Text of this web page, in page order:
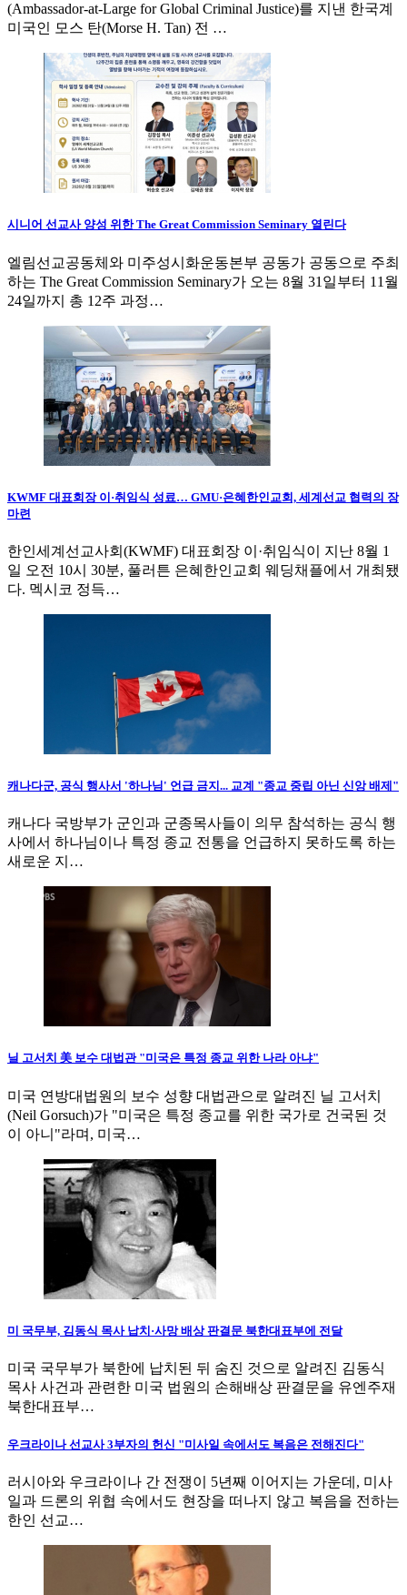
(Ambassador-at-Large for Global Criminal Justice)를 지낸 한국계
미국인 모스 탄(Morse H. Tan) 전 …
시니어 선교사 양성 위한 The Great Commission Seminary 열린다
엘림선교공동체와 미주성시화운동본부 공동가 공동으로 주최
하는 The Great Commission Seminary가 오는 8월 31일부터 11월
24일까지 총 12주 과정…
KWMF 대표회장 이·취임식 성료… GMU·은혜한인교회, 세계선교 협력의 장
마련
한인세계선교사회(KWMF) 대표회장 이·취임식이 지난 8월 1
일 오전 10시 30분, 풀러튼 은혜한인교회 웨딩채플에서 개최됐
다. 멕시코 정득…
캐나다군, 공식 행사서 '하나님' 언급 금지... 교계 "종교 중립 아닌 신앙 배제"
캐나다 국방부가 군인과 군종목사들이 의무 참석하는 공식 행
사에서 하나님이나 특정 종교 전통을 언급하지 못하도록 하는
새로운 지…
닐 고서치 美 보수 대법관 "미국은 특정 종교 위한 나라 아냐"
미국 연방대법원의 보수 성향 대법관으로 알려진 닐 고서치
(Neil Gorsuch)가 "미국은 특정 종교를 위한 국가로 건국된 것
이 아니"라며, 미국…
미 국무부, 김동식 목사 납치·사망 배상 판결문 북한대표부에 전달
미국 국무부가 북한에 납치된 뒤 숨진 것으로 알려진 김동식
목사 사건과 관련한 미국 법원의 손해배상 판결문을 유엔주재
북한대표부…
우크라이나 선교사 3부자의 헌신 "미사일 속에서도 복음은 전해진다"
러시아와 우크라이나 간 전쟁이 5년째 이어지는 가운데, 미사
일과 드론의 위협 속에서도 현장을 떠나지 않고 복음을 전하는
한인 선교…